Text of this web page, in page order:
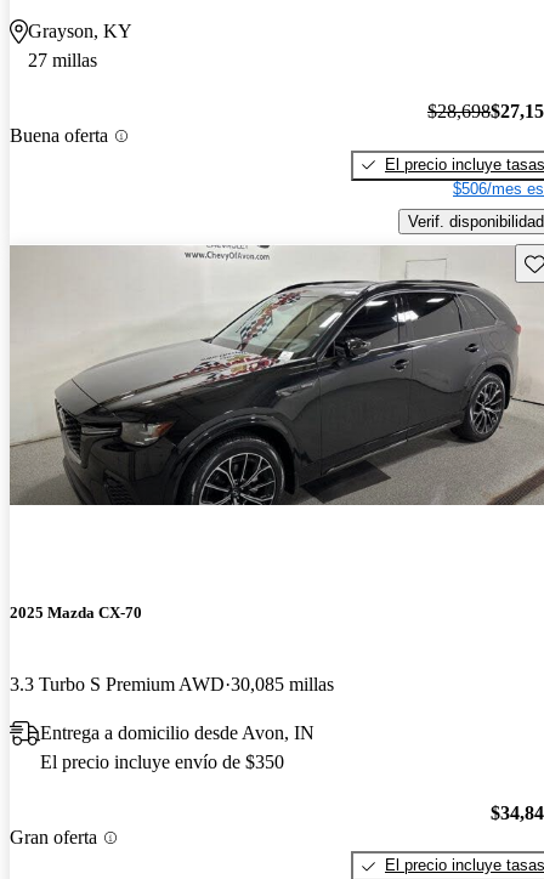
Grayson, KY
27 millas
Buena oferta
$28,698
El precio incluye tasas
$506/mes
Verif. disponibilidad
2025 Mazda CX-70
3.3 Turbo S Premium AWD 30,085 millas
Entrega a domicilio desde Avon, IN
El precio incluye envío de $350
Gran oferta
El precio incluye tasas